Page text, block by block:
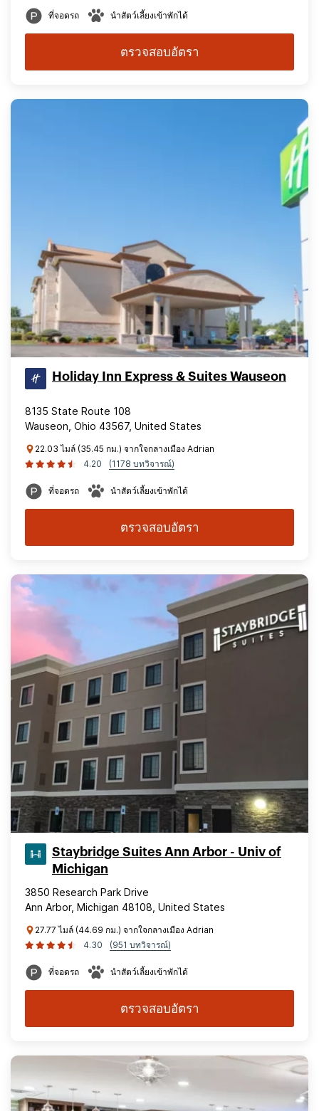
ที่จอดรถ นำสัตว์เลี้ยงเข้าพักได้
ตรวจสอบอัตรา
Holiday Inn Express & Suites Wauseon
8135 State Route 108
Wauseon, Ohio 43567, United States
22.03 ไมล์ (35.45 กม.) จากใจกลางเมือง Adrian
4.20
(1178 บทวิจารณ์)
ที่จอดรถ นำสัตว์เลี้ยงเข้าพักได้
ตรวจสอบอัตรา
Staybridge Suites Ann Arbor - Univ of
Michigan
3850 Research Park Drive
Ann Arbor, Michigan 48108, United States
27.77 ไมล์ (44.69 กม.) จากใจกลางเมือง Adrian
4.30
(951 บทวิจารณ์)
ที่จอดรถ นำสัตว์เลี้ยงเข้าพักได้
ตรวจสอบอัตรา